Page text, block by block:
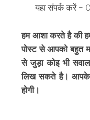
यहा संपर्क करें –
हम आशा करते है की
पोस्ट से आपको बहुत
से जुड़ा कोइ भी
लिख सकते है। आपके
होगी।